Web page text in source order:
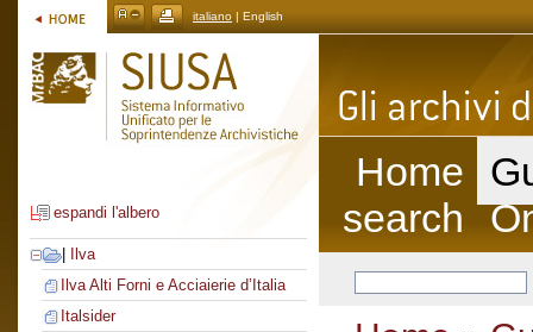
italiano | English
espandi l'albero
Ilva
Ilva Alti Forni e Acciaierie d’Italia
Italsider
Home
search